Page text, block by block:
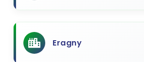
Eragny